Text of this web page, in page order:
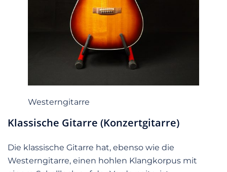
Westerngitarre
Klassische Gitarre (Konzertgitarre)
Die klassische Gitarre hat, ebenso wie die
Westerngitarre, einen hohlen Klangkorpus mit